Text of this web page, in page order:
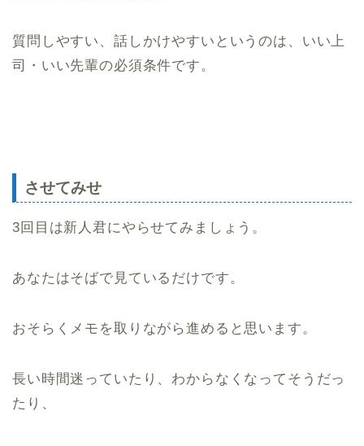
質問しやすい、話しかけやすいというのは、いい上
司・いい先輩の必須条件です。
させてみせ
3回目は新人君にやらせてみましょう。
あなたはそばで見ているだけです。
おそらくメモを取りながら進めると思います。
長い時間迷っていたり、わからなくなってそうだっ
たり、